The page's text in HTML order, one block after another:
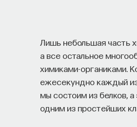
Лишь небольшая часть
а все остальное
химиками-органиками.
ежесекундно каждый
мы состоим из белков,
одним из простейших